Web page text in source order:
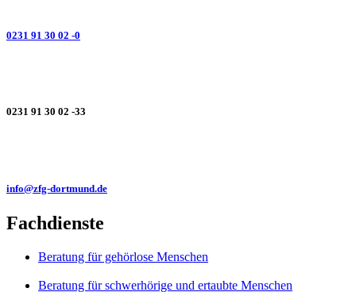
0231 91 30 02 -0
0231 91 30 02 -33
info@zfg-dortmund.de
Fachdienste
Beratung für gehörlose Menschen
Beratung für schwerhörige und ertaubte Menschen